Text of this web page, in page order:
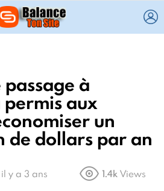
à
aux
un
de dollars par an
il y a 3 ans 1.4k Views